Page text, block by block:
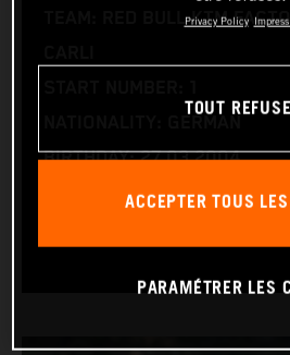
TEAM: RED BULL KTM
BIRTHDAY: 27.03.2004
BIKE: KTM 250 SX-F
Privacy Policy
TOUT
ACCEPTER TOUS
PARAMÉTRER LES